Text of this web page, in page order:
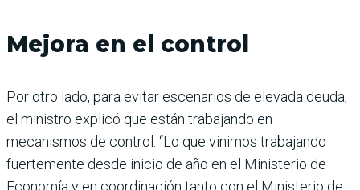
Mejora en el control
Por otro lado, para evitar escenarios de elevada deuda,
el ministro explicó que están trabajando en
mecanismos de control. “Lo que vinimos trabajando
fuertemente desde inicio de año en el Ministerio de
Economía y en coordinación tanto con el Ministerio de